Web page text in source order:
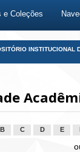
e Coleções
INSTITUCIONAL
B C D E